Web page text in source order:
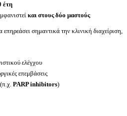
έτη
και στους δύο μαστούς
επηρεάσει σημαντικά την κλινική διαχείριση,
ελέγχου
επεμβάσεις
PARP inhibitors)